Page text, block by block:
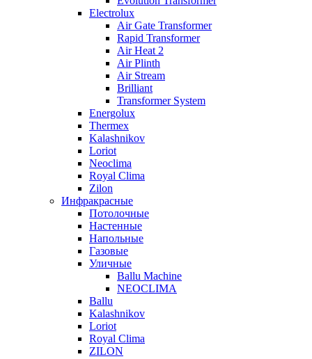
Electrolux
Air Gate Transformer
Rapid Transformer
Air Heat 2
Air Plinth
Air Stream
Brilliant
Transformer System
Energolux
Тhermex
Kalashnikov
Loriot
Neoclima
Royal Clima
Zilon
Инфракрасные
Потолочные
Настенные
Напольные
Газовые
Уличные
Ballu Machine
NEOCLIMA
Ballu
Kalashnikov
Loriot
Royal Clima
ZILON